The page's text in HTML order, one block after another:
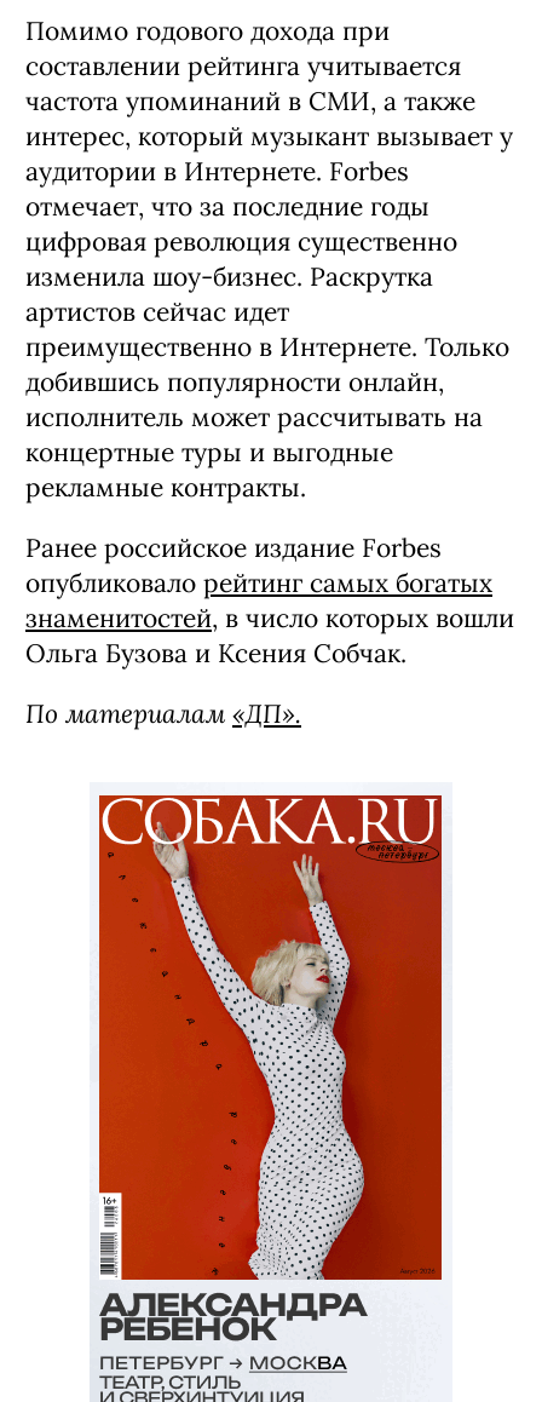
Помимо годового дохода при
составлении рейтинга учитывается
частота упоминаний в СМИ, а также
интерес, который музыкант вызывает у
аудитории в Интернете. Forbes
отмечает, что за последние годы
цифровая революция существенно
изменила шоу-бизнес. Раскрутка
артистов сейчас идет
преимущественно в Интернете. Только
добившись популярности онлайн,
исполнитель может рассчитывать на
концертные туры и выгодные
рекламные контракты.
Ранее российское издание Forbes
опубликовало рейтинг самых богатых
знаменитостей, в число которых вошли
Ольга Бузова и Ксения Собчак.
По материалам «ДП».